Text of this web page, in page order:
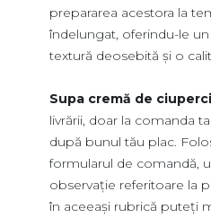
prepararea acestora la
îndelungat, oferindu-le
textură deosebită și o
Supa cremă de ciuperci
livrării, doar la comanda
după bunul tău plac.
formularul de comandă,
observație referitoare la
în aceeași rubrică puteți